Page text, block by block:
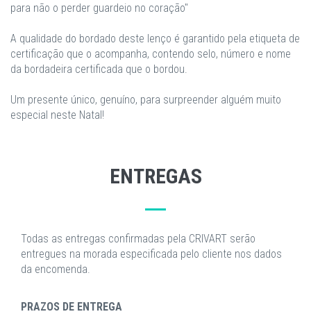
para não o perder guardeio no coração"
A qualidade do bordado deste lenço é garantido pela etiqueta de
certificação que o acompanha, contendo selo, número e nome
da bordadeira certificada que o bordou.
​Um presente único, genuíno, para surpreender alguém muito
especial neste Natal!
ENTREGAS
Todas as entregas confirmadas pela CRIVART serão
entregues na morada especificada pelo cliente nos dados
da encomenda.
PRAZOS DE ENTREGA